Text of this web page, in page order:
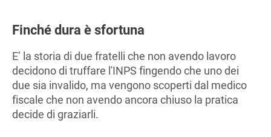
Finché dura è sfortuna
E’ la storia di due fratelli che non avendo lavoro
decidono di truffare l'INPS fingendo che uno dei
due sia invalido, ma vengono scoperti dal medico
fiscale che non avendo ancora chiuso la pratica
decide di graziarli.